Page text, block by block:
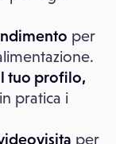
per
tuo profilo,
pratica i
per